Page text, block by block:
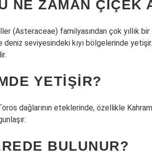
NE ZAMAN ÇIÇEK
(Asteraceae) familyasından çok yıllık bir
seviyesindeki kıyı bölgelerinde yetişir.
YETIŞIR?
dağlarının eteklerinde, özellikle
BULUNUR?